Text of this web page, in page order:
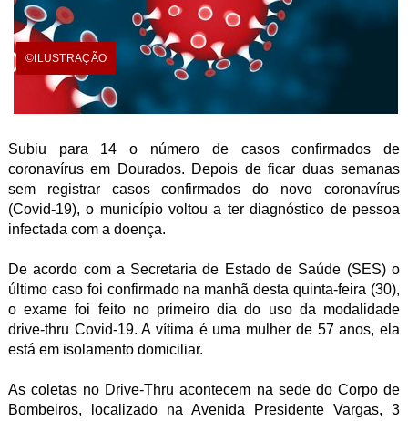
©ILUSTRAÇÃO
Subiu para 14 o número de casos confirmados de
coronavírus em Dourados. Depois de ficar duas semanas
sem registrar casos confirmados do novo coronavírus
(Covid-19), o município voltou a ter diagnóstico de pessoa
infectada com a doença.
De acordo com a Secretaria de Estado de Saúde (SES) o
último caso foi confirmado na manhã desta quinta-feira (30),
o exame foi feito no primeiro dia do uso da modalidade
drive-thru Covid-19. A vítima é uma mulher de 57 anos, ela
está em isolamento domiciliar.
As coletas no Drive-Thru acontecem na sede do Corpo de
Bombeiros, localizado na Avenida Presidente Vargas, 3